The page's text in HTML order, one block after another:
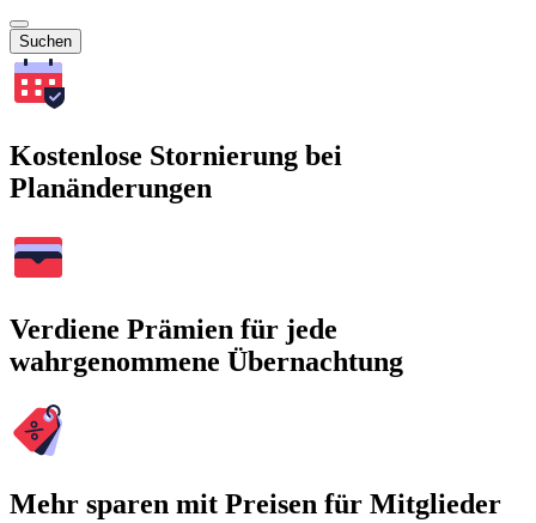
Suchen
Kostenlose Stornierung bei
Planänderungen
Verdiene Prämien für jede
wahrgenommene Übernachtung
Mehr sparen mit Preisen für Mitglieder